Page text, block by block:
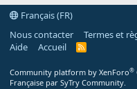
Français (FR)
Nous contacter
Termes et
Aide
Accueil
R
Community platform by XenForo®
Française par SyTry Community.